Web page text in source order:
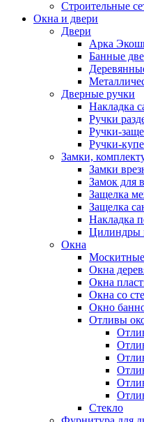
Строительные
Окна и двери
Двери
Арка
Банные
Дверные ручки
Накладка
Ручки
Ручки-
Ручки-купе
Замки,
Замки
Замок для
Защелка
Защелка
Накладка
Цилиндры
Окна
Москитные
Окна
Окна
Окна со
Окно
Отливы
Стекло